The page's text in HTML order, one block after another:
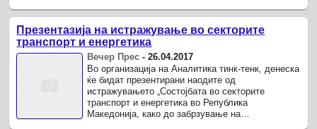
проектот „ИПА2 ...
Презентазија на истражување во секторите
транспорт и енергетика
Вечер Прес -26.04.2017
Во организација на Аналитика тинк-тенк, денеска
ќе бидат презентирани наодите од
истражувањето „Состојбата во секторите
транспорт и енергетика во Република
Македонија, како до забрзување на